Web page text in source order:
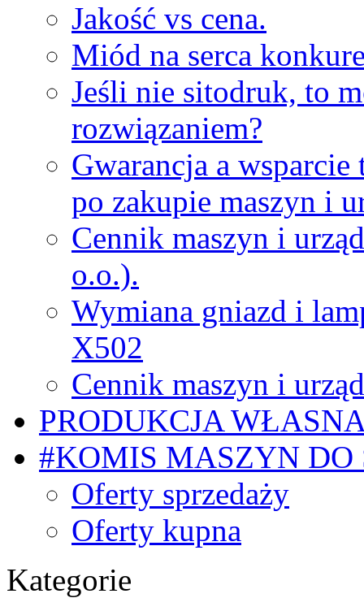
Jakość vs cena.
Miód na serca
Jeśli nie sitodruk, to
rozwiązaniem?
Gwarancja a
po zakupie maszyn i
Cennik maszyn i
o.o.).
Wymiana gniazd i
X502
Cennik maszyn i
PRODUKCJA
#KOMIS MASZYN DO
Oferty sprzedaży
Oferty kupna
Kategorie